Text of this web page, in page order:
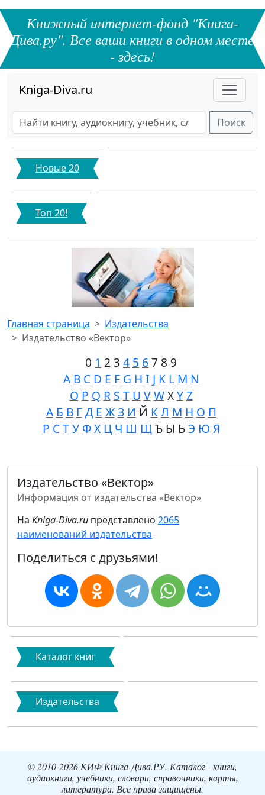
Книжный интернет-фонд "Книга-
Дива.ру". Все ваши книги в одном месте
- здесь!
Kniga-Diva.ru
Поиск
Новые 20
Топ 20!
Главная страница
Издательства
Издательство «Вектор»
0 1 2 3 4 5 6 7 8 9
A B C D E F G H I J K L M N
O P Q R S T U V WXY Z
А Б В Г Д Е Ж З И Й К Л М Н О П
Р С Т У Ф Х Ц Ч Ш ЩЪ Ы ЬЭ Ю Я
Издательство «Вектор»
Информация от издательства «Вектор»
На Kniga-Diva.ru представлено 2065
наименований издательства
Поделиться с друзьями!
Каталог книг
Издательства
© 2010-2026 КИФ Книга-Дива.РУ. Каталог - книги,
аудиокниги, учебники, словари, справочники, карты,
литература. Все права защищены.